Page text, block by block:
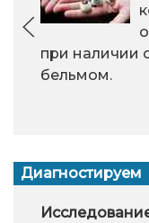
при наличии
бельмом.
Диагностируем